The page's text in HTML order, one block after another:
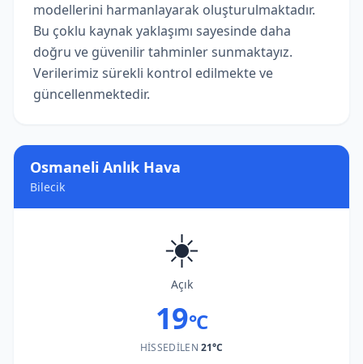
Osmaneli Anlık Hava
Bilecik
☀️
Açık
19°C
HISSEDILEN21°C
modellerini harmanlayarak oluşturulmaktadır.
Bu çoklu kaynak yaklaşımı sayesinde daha
doğru ve güvenilir tahminler sunmaktayız.
Verilerimiz sürekli kontrol edilmekte ve
güncellenmektedir.